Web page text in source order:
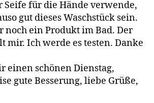
Seife für die Hände verwende,
gut dieses Waschstück sein.
noch ein Produkt im Bad. Der
mir. Ich werde es testen. Danke
einen schönen Dienstag,
gute Besserung, liebe Grüße,